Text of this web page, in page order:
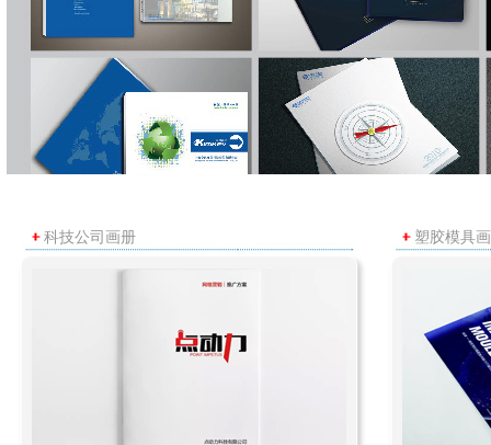
科技公司画册 塑胶模具